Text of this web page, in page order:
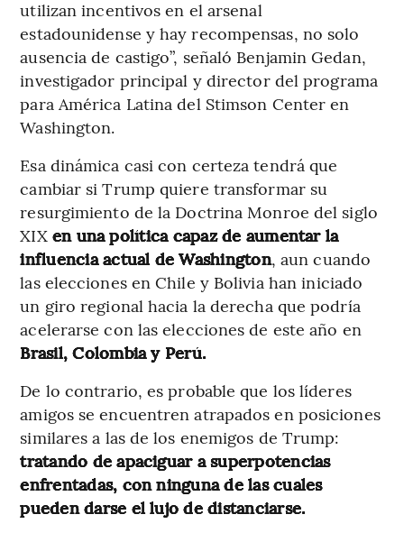
utilizan incentivos en el arsenal
estadounidense y hay recompensas, no solo
ausencia de castigo”, señaló Benjamin Gedan,
investigador principal y director del programa
para América Latina del Stimson Center en
Washington.
Esa dinámica casi con certeza tendrá que
cambiar si Trump quiere transformar su
resurgimiento de la Doctrina Monroe del siglo
XIX en una política capaz de aumentar la
influencia actual de Washington, aun cuando
las elecciones en Chile y Bolivia han iniciado
un giro regional hacia la derecha que podría
acelerarse con las elecciones de este año en
Brasil, Colombia y Perú.
De lo contrario, es probable que los líderes
amigos se encuentren atrapados en posiciones
similares a las de los enemigos de Trump:
tratando de apaciguar a superpotencias
enfrentadas, con ninguna de las cuales
pueden darse el lujo de distanciarse.